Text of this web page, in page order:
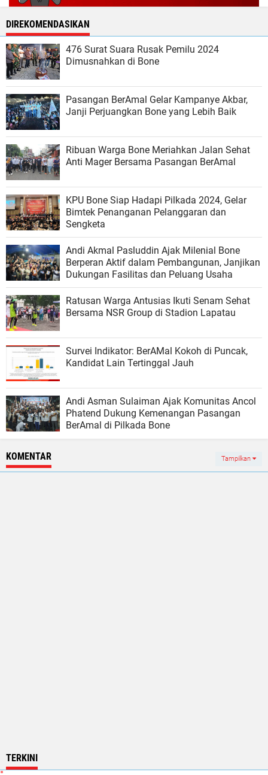
DIREKOMENDASIKAN
476 Surat Suara Rusak Pemilu 2024
Dimusnahkan di Bone
Pasangan BerAmal Gelar Kampanye Akbar,
Janji Perjuangkan Bone yang Lebih Baik
Ribuan Warga Bone Meriahkan Jalan Sehat
Anti Mager Bersama Pasangan BerAmal
KPU Bone Siap Hadapi Pilkada 2024, Gelar
Bimtek Penanganan Pelanggaran dan
Sengketa
Andi Akmal Pasluddin Ajak Milenial Bone
Berperan Aktif dalam Pembangunan, Janjikan
Dukungan Fasilitas dan Peluang Usaha
Ratusan Warga Antusias Ikuti Senam Sehat
Bersama NSR Group di Stadion Lapatau
Survei Indikator: BerAMal Kokoh di Puncak,
Kandidat Lain Tertinggal Jauh
Andi Asman Sulaiman Ajak Komunitas Ancol
Phatend Dukung Kemenangan Pasangan
BerAmal di Pilkada Bone
KOMENTAR Tampilkan
TERKINI